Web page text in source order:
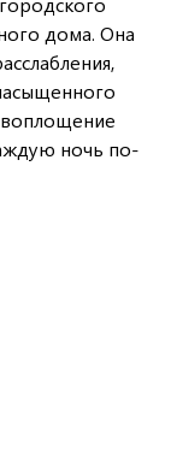
дома. Она
воплощение
ночь по-